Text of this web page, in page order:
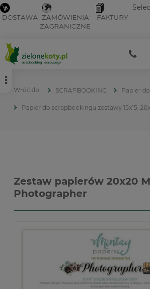
DOSTAWA ZAMÓWIENIA
ZAGRANICZNE
FAKTURY
SCRAPBOOKING Papier
Papier do scrapbookingu zestawy 15x15,
Zestaw papierów 20x20
Photographer